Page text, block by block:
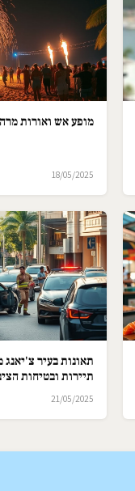
מופע אש ואורות
18/05/2025
תאונות בעיר
תיירות ובטיחות
21/05/2025